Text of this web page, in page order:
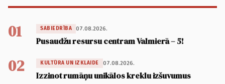
01 SABIEDRĪBA 07.08.2026.
Pusaudžu resursu centram Valmierā – 5!
02 KULTŪRA UN IZKLAIDE 07.08.2026.
Izzinot rumāņu unikālos kreklu izšuvumus